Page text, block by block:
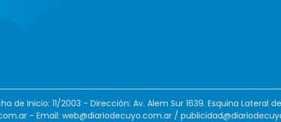
de Inicio: 11/2003 - Dirección: Av. Alem Sur 1639. Esquina Lateral
- Email: web@diariodecuyo.com.ar /